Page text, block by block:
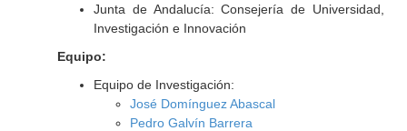
Junta de Andalucía: Consejería de Universidad,
Investigación e Innovación
Equipo:
Equipo de Investigación:
José Domínguez Abascal
Pedro Galvín Barrera